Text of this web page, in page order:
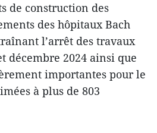
de construction des
des hôpitaux Bach
l’arrêt des travaux
décembre 2024 ainsi que
importantes pour le
à plus de 803